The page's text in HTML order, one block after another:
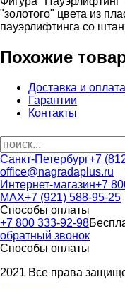
"золотого" цвета из
пауэрлифтинга со
Похожие
Доставка и оплата
Гарантии
Контакты
Санкт-Петербург+7
office@nagradaplus.ru
Интернет-магазин+7
MAX+7 (921) 588-95-25
Способы оплаты
+7 800 333-92-98
обратный звонок
Способы оплаты
2021 Все права